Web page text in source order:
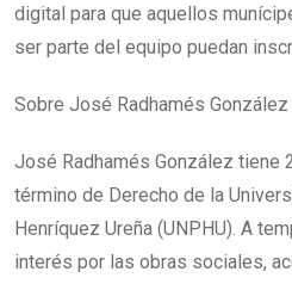
digital para que aquellos
ser parte del equipo puedan
Sobre José Radhamés González
José Radhamés González tiene
término de Derecho de la
Henríquez Ureña (UNPHU). A
interés por las obras sociales,